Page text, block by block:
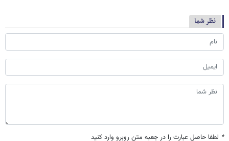
نظر شما
* لطفا حاصل عبارت را در جعبه متن روبرو وارد کنید